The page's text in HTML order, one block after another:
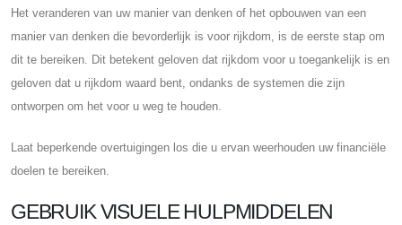
Het veranderen van uw manier van denken of het opbouwen van een
manier van denken die bevorderlijk is voor rijkdom, is de eerste stap om
dit te bereiken. Dit betekent geloven dat rijkdom voor u toegankelijk is en
geloven dat u rijkdom waard bent, ondanks de systemen die zijn
ontworpen om het voor u weg te houden.
Laat beperkende overtuigingen los die u ervan weerhouden uw financiële
doelen te bereiken.
GEBRUIK VISUELE HULPMIDDELEN